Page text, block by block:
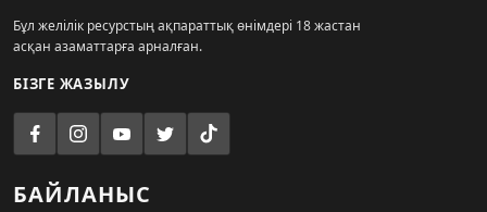
Бұл желілік ресурстың ақпараттық өнімдері 18 жастан
асқан азаматтарға арналған.
БІЗГЕ ЖАЗЫЛУ
БАЙЛАНЫС